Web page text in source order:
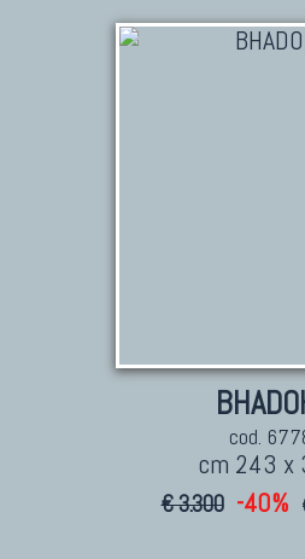
cod.
cm 243 x
€ 3.300 -40%